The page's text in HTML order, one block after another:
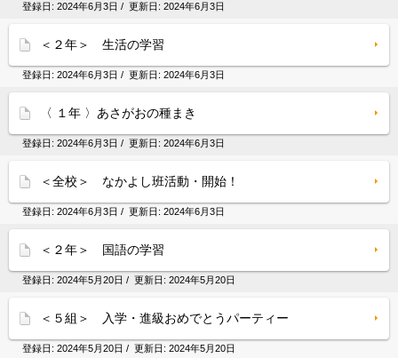
登録日: 2024年6月3日 / 更新日: 2024年6月3日
＜２年＞ 生活の学習
登録日: 2024年6月3日 / 更新日: 2024年6月3日
〈 １年 〉あさがおの種まき
登録日: 2024年6月3日 / 更新日: 2024年6月3日
＜全校＞ なかよし班活動・開始！
登録日: 2024年6月3日 / 更新日: 2024年6月3日
＜２年＞ 国語の学習
登録日: 2024年5月20日 / 更新日: 2024年5月20日
＜５組＞ 入学・進級おめでとうパーティー
登録日: 2024年5月20日 / 更新日: 2024年5月20日